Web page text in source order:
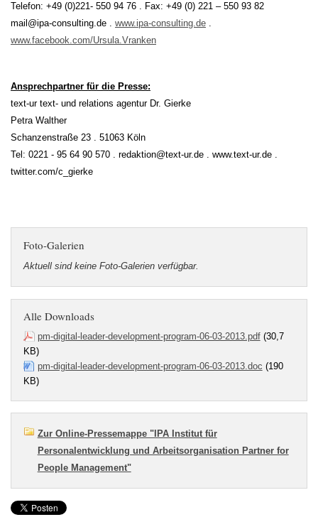
Telefon: +49 (0)221- 550 94 76 . Fax: +49 (0) 221 – 550 93 82
mail@ipa-consulting.de . www.ipa-consulting.de .
www.facebook.com/Ursula.Vranken
Ansprechpartner für die Presse:
text-ur text- und relations agentur Dr. Gierke
Petra Walther
Schanzenstraße 23 . 51063 Köln
Tel: 0221 - 95 64 90 570 . redaktion@text-ur.de . www.text-ur.de .
twitter.com/c_gierke
Foto-Galerien
Aktuell sind keine Foto-Galerien verfügbar.
Alle Downloads
pm-digital-leader-development-program-06-03-2013.pdf(30,7
KB)
pm-digital-leader-development-program-06-03-2013.doc (190
KB)
Zur Online-Pressemappe "IPA Institut für
Personalentwicklung und Arbeitsorganisation Partner for
People Management"